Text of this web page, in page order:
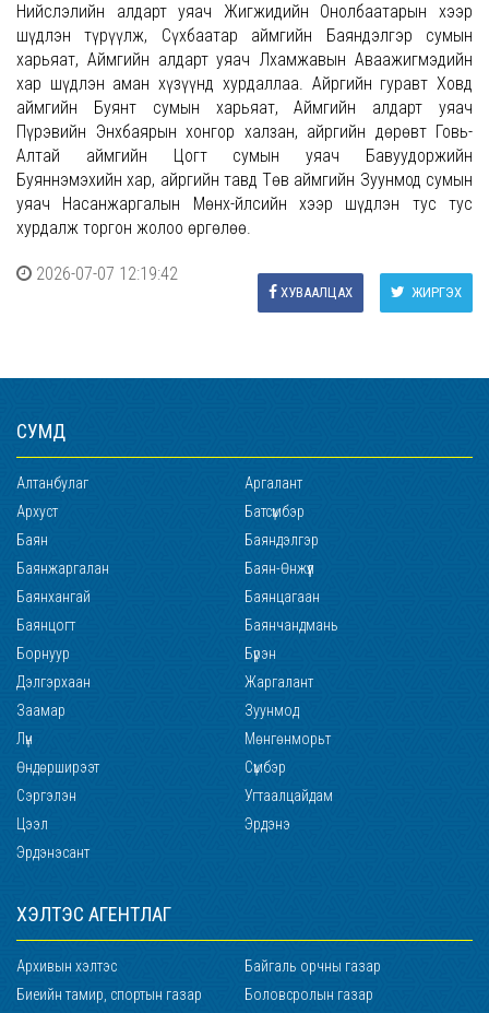
Нийслэлийн алдарт уяач Жигжидийн Онолбаатарын хээр
шүдлэн түрүүлж, Сүхбаатар аймгийн Баяндэлгэр сумын
харьяат, Аймгийн алдарт уяач Лхамжавын Аваажигмэдийн
хар шүдлэн аман хүзүүнд хурдаллаа. Айргийн гуравт Ховд
аймгийн Буянт сумын харьяат, Аймгийн алдарт уяач
Пүрэвийн Энхбаярын хонгор халзан, айргийн дөрөвт Говь-
Алтай аймгийн Цогт сумын уяач Бавуудоржийн
Буяннэмэхийн хар, айргийн тавд Төв аймгийн Зуунмод сумын
уяач Насанжаргалын Мөнх-Үйлсийн хээр шүдлэн тус тус
хурдалж торгон жолоо өргөлөө.
2026-07-07 12:19:42
ЖИРГЭХ
ХУВААЛЦАХ
СУМД
Алтанбулаг
Аргалант
Архуст
Батсүмбэр
Баян
Баяндэлгэр
Баянжаргалан
Баян-Өнжүүл
Баянхангай
Баянцагаан
Баянцогт
Баянчандмань
Борнуур
Бүрэн
Дэлгэрхаан
Жаргалант
Заамар
Зуунмод
Лүн
Мөнгөнморьт
Өндөрширээт
Сүмбэр
Сэргэлэн
Угтаалцайдам
Цээл
Эрдэнэ
Эрдэнэсант
ХЭЛТЭС АГЕНТЛАГ
Архивын хэлтэс
Байгаль орчны газар
Биеийн тамир, спортын газар
Боловсролын газар